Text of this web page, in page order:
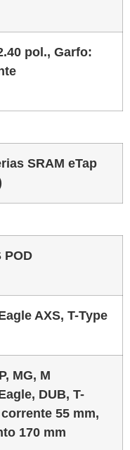
pol., Garfo:
SRAM eTap
POD
AXS, T-Type
P, MG, M
DUB, T-
55 mm,
170 mm